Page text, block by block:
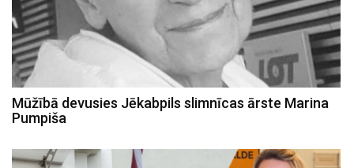
Mūžībā devusies Jēkabpils slimnīcas ārste Marina
Pumpiša